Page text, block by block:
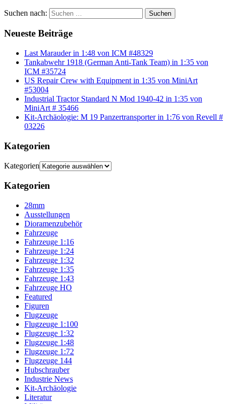
Suchen nach: Suchen
Neueste Beiträge
Last Marauder in 1:48 von ICM #48329
Tankabwehr 1918 (German Anti-Tank Team) in 1:35 von
ICM #35724
US Repair Crew with Equipment in 1:35 von MiniArt
#53004
Industrial Tractor Standard N Mod 1940-42 in 1:35 von
MiniArt # 35466
Kit-Archäologie: M 19 Panzertransporter in 1:76 von Revell #
03226
Kategorien
Kategorien
Kategorien
28mm
Ausstellungen
Dioramenzubehör
Fahrzeuge
Fahrzeuge 1:16
Fahrzeuge 1:24
Fahrzeuge 1:32
Fahrzeuge 1:35
Fahrzeuge 1:43
Fahrzeuge HO
Featured
Figuren
Flugzeuge
Flugzeuge 1:100
Flugzeuge 1:32
Flugzeuge 1:48
Flugzeuge 1:72
Flugzeuge 144
Hubschrauber
Industrie News
Kit-Archäologie
Literatur